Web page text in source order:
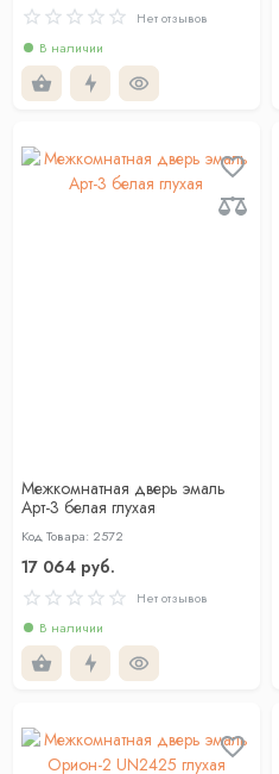
Нет отзывов
В наличии
Межкомнатная дверь эмаль
Арт-3 белая глухая
Код Товара: 2572
17 064 руб.
Нет отзывов
В наличии